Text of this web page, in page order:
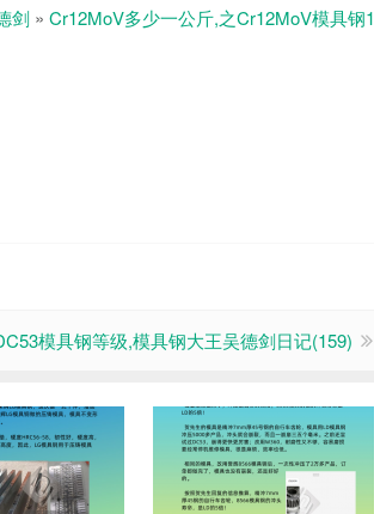
剑 » Cr12MoV多少一公斤,之Cr12MoV模具钢1
模具钢等级,模具钢大王吴德剑日记(159)